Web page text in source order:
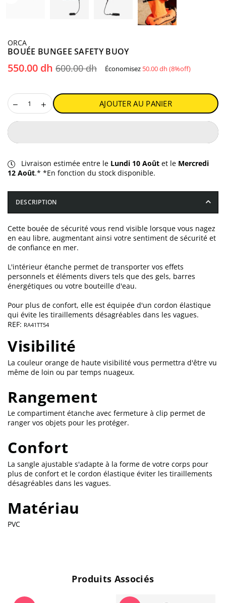
ORCA
BOUÉE BUNGEE SAFETY BUOY
Prix
550.00 dh 600.00 dh Économisez 50.00 dh (8%off)
AJOUTER AU PANIER
Livraison estimée entre le Lundi 10 Août et le Mercredi
12 Août.* *En fonction du stock disponible.
DESCRIPTION
Cette bouée de sécurité vous rend visible lorsque vous nagez
en eau libre, augmentant ainsi votre sentiment de sécurité et
de confiance en mer.
L'intérieur étanche permet de transporter vos effets
personnels et éléments divers tels que des gels, barres
énergétiques ou votre bouteille d'eau.
Pour plus de confort, elle est équipée d'un cordon élastique
qui évite les tiraillements désagréables dans les vagues.
REF: RA41TT54
Visibilité
La couleur orange de haute visibilité vous permettra d'être vu
même de loin ou par temps nuageux.
Rangement
Le compartiment étanche avec fermeture à clip permet de
ranger vos objets pour les protéger.
Confort
La sangle ajustable s'adapte à la forme de votre corps pour
plus de confort et le cordon élastique éviter les tiraillements
désagréables dans les vagues.
Matériau
PVC
Produits Associés